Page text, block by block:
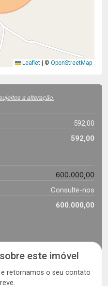
Leaflet © OpenStreetMap
a alteração.
592,00
592,00
600.000,00
Consulte-nos
600.000,00
este imóvel
retornamos o seu contato